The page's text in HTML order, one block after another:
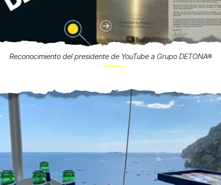
Reconocimiento del presidente de YouTube a Grupo DETONA®